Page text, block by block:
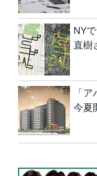
NY
直樹
「
今夏